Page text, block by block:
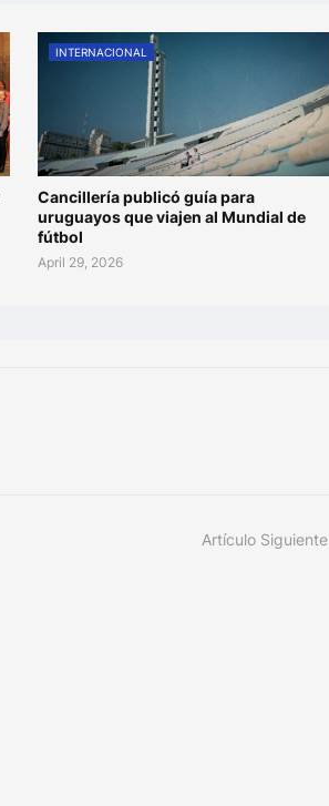
INTERNACIONAL
Cancillería publicó guía para
uruguayos que viajen al Mundial de
fútbol
April 29, 2026
Artículo Siguiente